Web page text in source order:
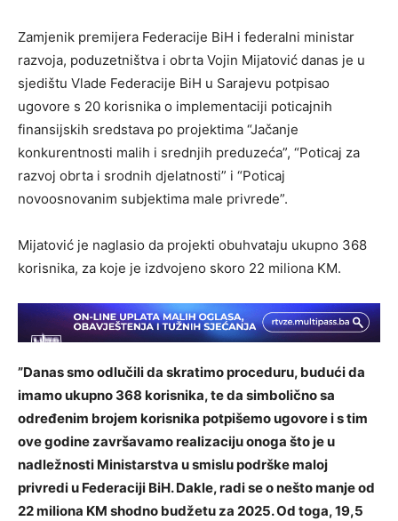
Zamjenik premijera Federacije BiH i federalni ministar
razvoja, poduzetništva i obrta Vojin Mijatović danas je u
sjedištu Vlade Federacije BiH u Sarajevu potpisao
ugovore s 20 korisnika o implementaciji poticajnih
finansijskih sredstava po projektima “Jačanje
konkurentnosti malih i srednjih preduzeća”, “Poticaj za
razvoj obrta i srodnih djelatnosti” i “Poticaj
novoosnovanim subjektima male privrede”.
Mijatović je naglasio da projekti obuhvataju ukupno 368
korisnika, za koje je izdvojeno skoro 22 miliona KM.
”Danas smo odlučili da skratimo proceduru, budući da
imamo ukupno 368 korisnika, te da simbolično sa
određenim brojem korisnika potpišemo ugovore i s tim
ove godine završavamo realizaciju onoga što je u
nadležnosti Ministarstva u smislu podrške maloj
privredi u Federaciji BiH. Dakle, radi se o nešto manje od
22 miliona KM shodno budžetu za 2025. Od toga, 19,5